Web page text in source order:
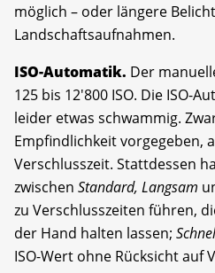
möglich – oder längere
Landschaftsaufnahmen.
ISO-Automatik. Der
125 bis 12'800 ISO. Die ISO-
leider etwas schwammig.
Empfindlichkeit vorgegeben,
Verschlusszeit. Stattdessen
zwischen Standard, Langsam
zu Verschlusszeiten führen,
der Hand halten lassen;
ISO-Wert ohne Rücksicht auf